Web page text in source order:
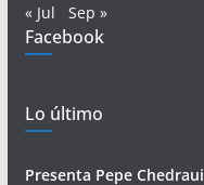
« Jul Sep »
Facebook
Lo último
Presenta Pepe